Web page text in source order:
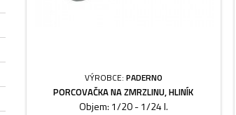
VÝROBCE: PADERNO
PORCOVAČKA NA ZMRZLINU, HLINÍK
Objem: 1/20 - 1/24 l.